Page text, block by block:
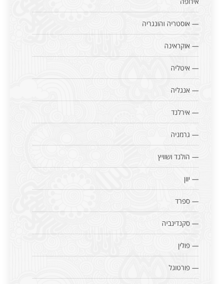
— אוסטריה והונגריה
— אוקראינה
— איטליה
— אנגליה
— אירלנד
— גרמניה
— הולנד ושוויץ
— יוון
— ספרד
— סקנדינביה
— פולין
— פורטוגל